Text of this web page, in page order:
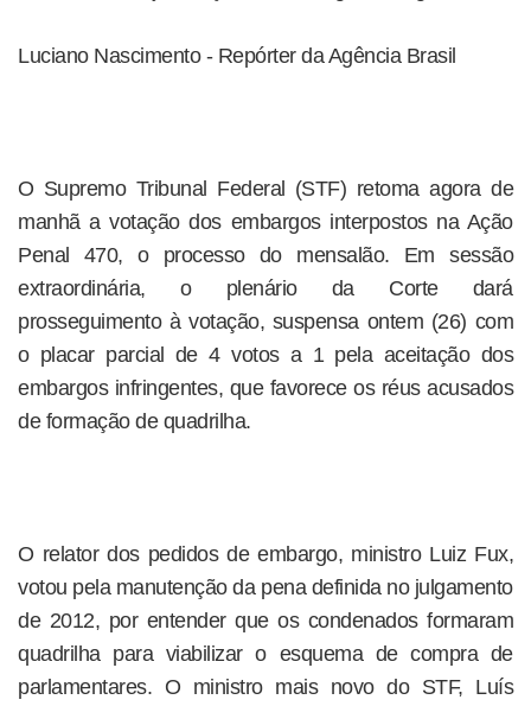
Luciano Nascimento - Repórter da Agência Brasil
O Supremo Tribunal Federal (STF) retoma agora de
manhã a votação dos embargos interpostos na Ação
Penal 470, o processo do mensalão. Em sessão
extraordinária, o plenário da Corte dará
prosseguimento à votação, suspensa ontem (26) com
o placar parcial de 4 votos a 1 pela aceitação dos
embargos infringentes, que favorece os réus acusados
de formação de quadrilha.
O relator dos pedidos de embargo, ministro Luiz Fux,
votou pela manutenção da pena definida no julgamento
de 2012, por entender que os condenados formaram
quadrilha para viabilizar o esquema de compra de
parlamentares. O ministro mais novo do STF, Luís